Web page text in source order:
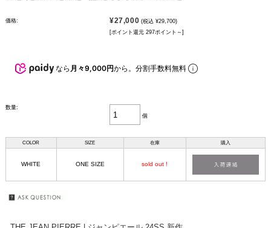
価格: ¥27,000 (税込 ¥29,700)
[ポイント還元 297ポイント～]
なら 月々9,000円から。分割手数料無料
数量:
個
COLOR SIZE 在庫 購入
WHITE ONE SIZE sold out !